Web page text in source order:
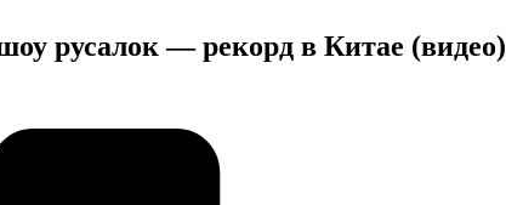
русалок — рекорд в Китае (видео)